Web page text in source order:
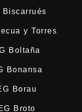
y Torres
Boltaña
Bonansa
Borau
Broto